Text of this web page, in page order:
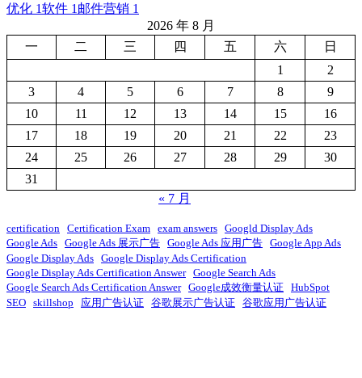
优化 1软件 1 邮件营销 1
2026 年 8 月
一
二 三 四 五 六
日
1
2
3
4 5 6 7 8
9
10
11 12 13 14 15
16
17
18 19 20 21 22
23
24
25 26 27 28 29
30
31
« 7 月
certification Certification Exam exam answers Googld Display Ads
Google Ads Google Ads 展示广告 Google Ads 应用广告 Google App Ads
Google Display Ads Google Display Ads Certification
Google Display Ads Certification Answer Google Search Ads
Google Search Ads Certification Answer Google成效衡量认证 HubSpot
SEO skillshop 应用广告认证 谷歌展示广告认证 谷歌应用广告认证